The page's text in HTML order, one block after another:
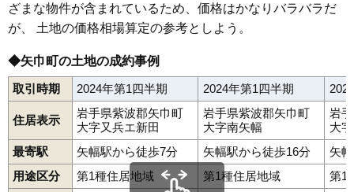
ざまな物件が含まれているため、価格はかなりバラバラだ
が、 土地の価格相場算定の参考としよう。
◆矢巾町の土地の成約事例
取引時期 2024年第1四半期 2024年第1四半期
住居表示
岩手県紫波郡矢巾町
大字又兵エ新田
岩手県紫波郡矢巾町
大字南矢幅
岩
大
最寄駅
矢幅駅から徒歩7分 矢幅駅から徒歩16分
矢
用途区分
第1種住居地域 第1種住居地域 第1